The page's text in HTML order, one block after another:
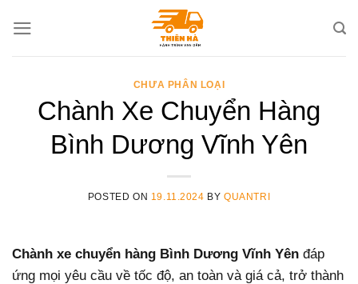
CHƯA PHÂN LOẠI
Chành Xe Chuyển Hàng
Bình Dương Vĩnh Yên
POSTED ON 19.11.2024 BYQUANTRI
Chành xe chuyển hàng Bình Dương Vĩnh Yên đáp
ứng mọi yêu cầu về tốc độ, an toàn và giá cả, trở thành